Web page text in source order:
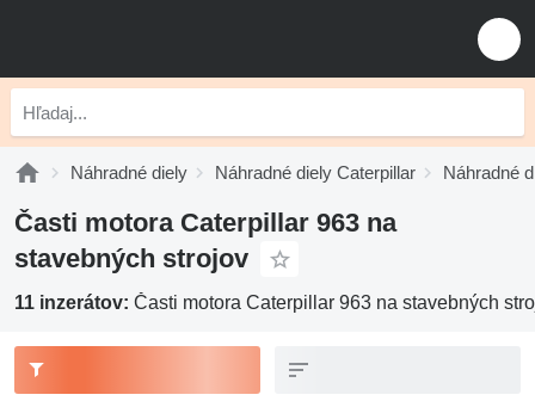
Náhradné diely Náhradné diely Caterpillar Náhradné
Časti motora Caterpillar 963 na
stavebných strojov
11 inzerátov: Časti motora Caterpillar 963 na stavebných